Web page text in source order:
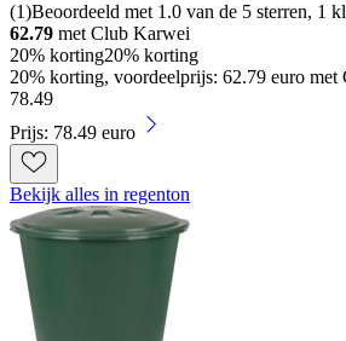
(1)Beoordeeld met 1.0 van de 5 sterren, 1
62.79 met Club Karwei
20% korting20% korting
20% korting, voordeelprijs: 62.79 euro
78.49
Prijs: 78.49 euro
Bekijk alles in regenton